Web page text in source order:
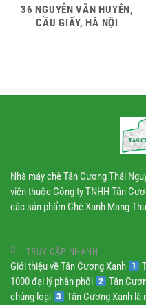
36 NGUYỄN VĂN HUYÊN,
CẦU GIẤY, HÀ NỘI
Nhà máy chè Tân Cương Thái
viên thuộc Công ty TNHH Tân
các sản phẩm Chè Xanh Mang
TRUY CẬP NHANH
Giới thiệu về Tân Cương Xanh
1000 đại lý phân phối
Tân
chủng loại
Tân Cương Xanh là